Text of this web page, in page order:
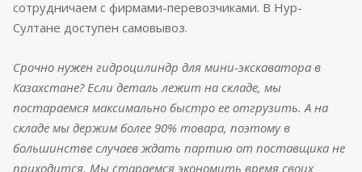
сотрудничаем с фирмами-перевозчиками. В Нур-
Султане доступен самовывоз.
Срочно нужен гидроцилиндр для мини-экскаватора в
Казахстане? Если деталь лежит на складе, мы
постараемся максимально быстро ее отгрузить. А на
складе мы держим более 90% товара, поэтому в
большинстве случаев ждать партию от поставщика не
приходится. Мы стараемся экономить время своих